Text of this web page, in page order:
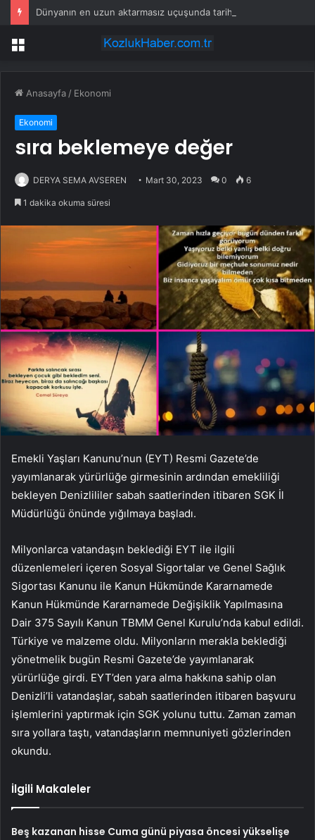
Menü
Anasayfa / Ekonomi
Ekonomi
sıra beklemeye değer
DERYA SEMA AVSEREN Mart 30, 2023 0 6
1 dakika okuma süresi
Emekli Yaşları Kanunu’nun (EYT) Resmi Gazete’de
yayımlanarak yürürlüğe girmesinin ardından emekliliği
bekleyen Denizlililer sabah saatlerinden itibaren SGK İl
Müdürlüğü önünde yığılmaya başladı.
Milyonlarca vatandaşın beklediği EYT ile ilgili
düzenlemeleri içeren Sosyal Sigortalar ve Genel Sağlık
Sigortası Kanunu ile Kanun Hükmünde Kararnamede
Kanun Hükmünde Kararnamede Değişiklik Yapılmasına
Dair 375 Sayılı Kanun TBMM Genel Kurulu’nda kabul edildi.
Türkiye ve malzeme oldu. Milyonların merakla beklediği
yönetmelik bugün Resmi Gazete’de yayımlanarak
yürürlüğe girdi. EYT’den yara alma hakkına sahip olan
Denizli’li vatandaşlar, sabah saatlerinden itibaren başvuru
işlemlerini yaptırmak için SGK yolunu tuttu. Zaman zaman
sıra yollara taştı, vatandaşların memnuniyeti gözlerinden
okundu.
İlgili Makaleler
Beş kazanan hisse Cuma günü piyasa öncesi yükselişe